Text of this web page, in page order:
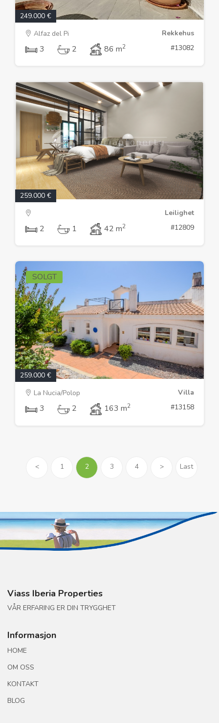
249.000 €
Alfaz del Pi
Rekkehus
3 2 86 m2 #13082
259.000 €
Leilighet
2 1 42 m2 #12809
SOLGT
259.000 €
La Nucia/Polop
Villa
3 2 163 m2 #13158
< 1 2 3 4 > Last
Viass Iberia Properties
VÅR ERFARING ER DIN TRYGGHET
Informasjon
HOME
OM OSS
KONTAKT
BLOG